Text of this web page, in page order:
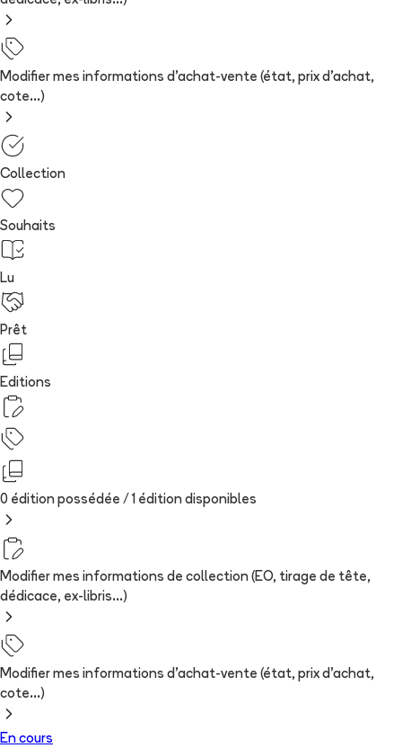
Modifier mes informations d'achat-vente (état, prix d'achat,
cote...)
Collection
Souhaits
Lu
Prêt
Editions
0 édition possédée / 1 édition disponibles
Modifier mes informations de collection (EO, tirage de tête,
dédicace, ex-libris...)
Modifier mes informations d'achat-vente (état, prix d'achat,
cote...)
En cours